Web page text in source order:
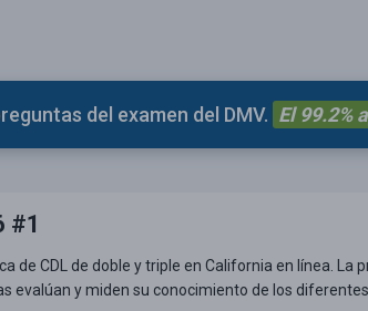
del examen del DMV. El 99.2%
#1
de CDL de doble y triple en California en línea. La
evalúan y miden su conocimiento de los